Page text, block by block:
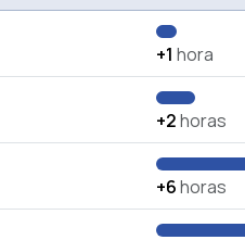
+1 hora
+2horas
+6horas